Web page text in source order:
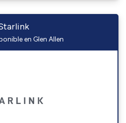
en Glen Allen